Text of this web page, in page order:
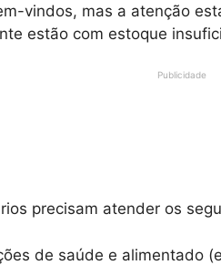
vindos, mas a atenção
estão com estoque
Publicidade
precisam atender os
de saúde e alimentado